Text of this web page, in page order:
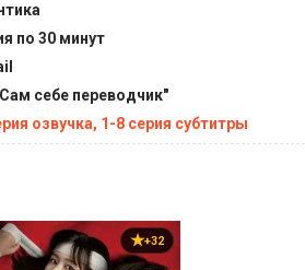
по 30 минут
себе переводчик"
озвучка, 1-8 серия субтитры
+32